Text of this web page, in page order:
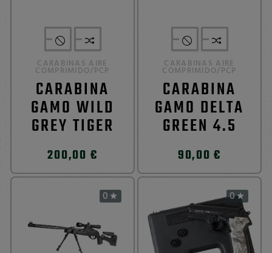
CARABINAS AIRE
COMPRIMIDO/PCP
CARABINA
GAMO WILD
GREY TIGER
200,00 €
CARABINAS AIRE
COMPRIMIDO/PCP
CARABINA
GAMO DELTA
GREEN 4.5
90,00 €
0  0